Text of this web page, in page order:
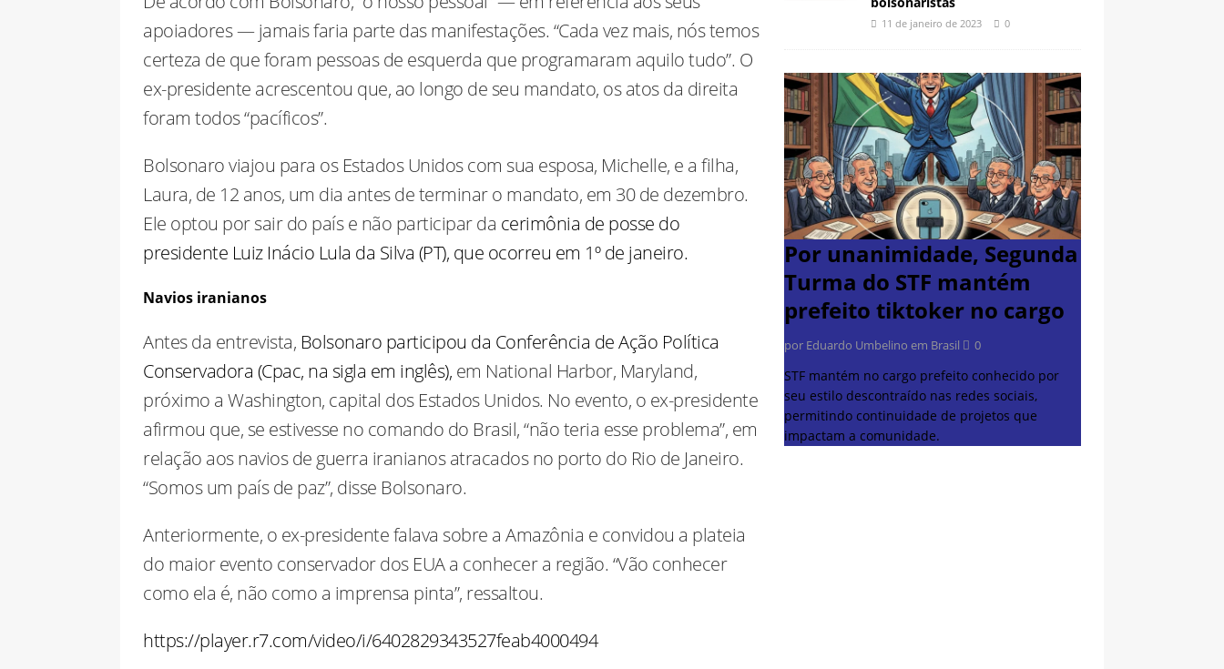
apoiadores — jamais faria parte das manifestações. “Cada vez mais, nós temos
certeza de que foram pessoas de esquerda que programaram aquilo tudo”. O
ex-presidente acrescentou que, ao longo de seu mandato, os atos da direita
foram todos “pacíficos”.
Bolsonaro viajou para os Estados Unidos com sua esposa, Michelle, e a filha,
Laura, de 12 anos, um dia antes de terminar o mandato, em 30 de dezembro.
Ele optou por sair do país e não participar da cerimônia de posse do
presidente Luiz Inácio Lula da Silva (PT), que ocorreu em 1º de janeiro.
Navios iranianos
Antes da entrevista, Bolsonaro participou da Conferência de Ação Política
Conservadora (Cpac, na sigla em inglês), em National Harbor, Maryland,
próximo a Washington, capital dos Estados Unidos. No evento, o ex-presidente
afirmou que, se estivesse no comando do Brasil, “não teria esse problema”, em
relação aos navios de guerra iranianos atracados no porto do Rio de Janeiro.
“Somos um país de paz”, disse Bolsonaro.
Anteriormente, o ex-presidente falava sobre a Amazônia e convidou a plateia
do maior evento conservador dos EUA a conhecer a região. “Vão conhecer
como ela é, não como a imprensa pinta”, ressaltou.
https://player.r7.com/video/i/6402829343527feab4000494
11 de janeiro de 2023 0
Por unanimidade, Segunda
Turma do STF mantém
prefeito tiktoker no cargo
por Eduardo Umbelino em Brasil 0
STF mantém no cargo prefeito conhecido por
seu estilo descontraído nas redes sociais,
permitindo continuidade de projetos que
impactam a comunidade.